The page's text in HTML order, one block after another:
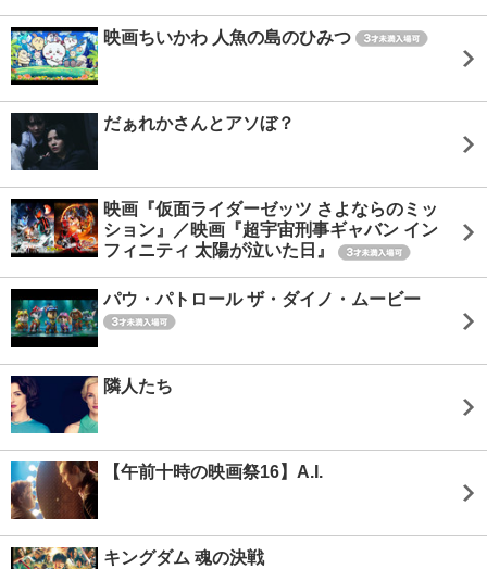
映画ちいかわ 人魚の島のひみつ
だぁれかさんとアソぼ？
映画『仮面ライダーゼッツ さよならのミッ
ション』／映画『超宇宙刑事ギャバン イン
フィニティ 太陽が泣いた日』
パウ・パトロール ザ・ダイノ・ムービー
隣人たち
【午前十時の映画祭16】A.I.
キングダム 魂の決戦